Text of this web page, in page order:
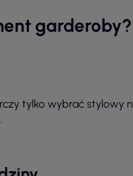
garderoby?
tylko wybrać